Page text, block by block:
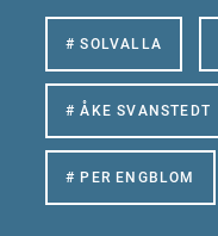
# SOLVALLA
# ÅKE SVANSTEDT
# PER ENGBLOM